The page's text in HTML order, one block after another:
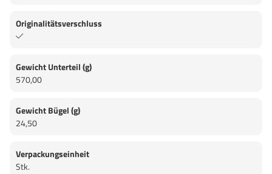
Originalitätsverschluss
Gewicht Unterteil (g)
570,00
Gewicht Bügel (g)
24,50
Verpackungseinheit
Stk.